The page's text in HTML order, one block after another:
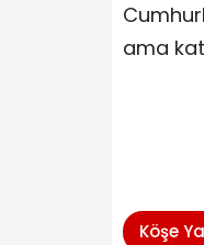
ama
Köşe